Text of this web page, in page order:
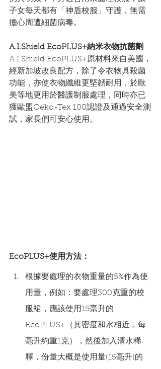
子女每天都有「神盾校服」守護，無需
擔心周遭細菌病毒。
A.I.Shield EcoPLUS+納米衣物抗菌劑
A.I.Shield EcoPLUS+原材料來自美國，
經新加坡改良配方，除了令衣物具殺菌
功能，亦使衣物纖維更堅韌耐用，於歐
美等地更用於醫護制服處理，同時亦已
獲歐盟Oeko-Tex 100認證及通過安全測
試，家長們可安心使用。
EcoPLUS+使用方法：
根據要處理的衣物重量的5%作為使
用量，例如：要處理300克重的校
服裙，應該使用15毫升的
EcoPLUS+（其密度和水相近，每
毫升約重1克），然後加入清水稀
釋，份量大概是使用量(15毫升)的